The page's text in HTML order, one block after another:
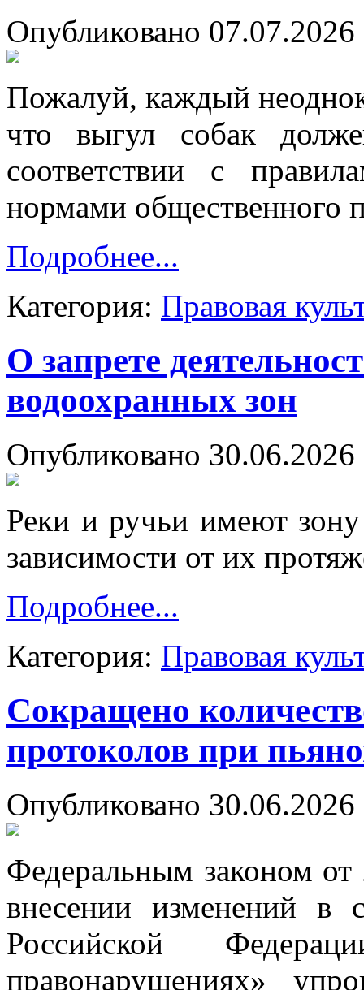
Опубликовано
Пожалуй, каждый
что выгул собак
соответствии с
нормами общественного
Подробнее...
Категория: Правовая
О запрете
водоохранных зон
Опубликовано
Реки и ручьи имеют
зависимости от их
Подробнее...
Категория: Правовая
Сокращено
протоколов при
Опубликовано
Федеральным законом
внесении изменений в
Российской
правонарушениях»